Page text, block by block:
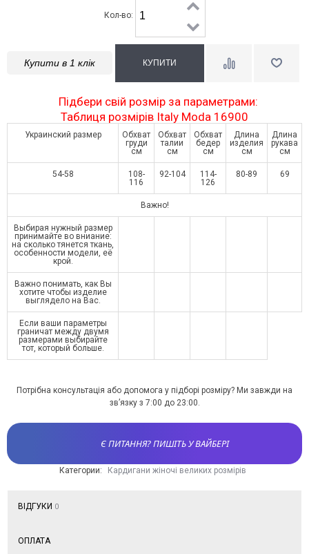
Кол-во:
Купити в 1 клік
Підбери свій розмір за параметрами:
Таблиця розмірів Italy Moda 16900
Украинский размер
Обхват
груди
см
Обхват
талии
см
Обхват
бедер
см
Длина
изделия
см
Длина
рукава
см
54-58
108-
116
92-104
114-
126
80-89 69
Важно!
Выбирая нужный размер
принимайте во вниание:
на сколько тянется ткань,
особенности модели, её
крой.
Важно понимать, как Вы
хотите чтобы изделие
выглядело на Вас.
Если ваши параметры
граничат между двумя
размерами выбирайте
тот, который больше.
Потрібна консультація або допомога у підборі розміру? Ми завжди на
зв’язку з 7:00 до 23:00.
Є ПИТАННЯ? ПИШІТЬ У ВАЙБЕРІ
Категории: Кардигани жіночі великих розмірів
ВІДГУКИ 0
ОПЛАТА